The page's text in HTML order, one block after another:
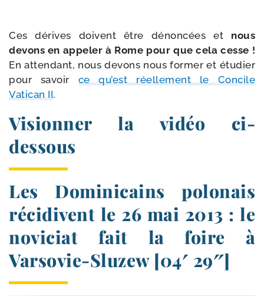
Ces dérives doivent être dénon­cées et nous
devons en appe­ler à Rome pour que cela cesse !
En atten­dant, nous devons nous for­mer et étu­dier
pour savoir ce qu’est réel­le­ment le Concile
Vatican II.
Visionner la vidéo ci-
dessous
Les Dominicains polonais
récidivent le 26 mai 2013 : le
noviciat fait la foire à
Varsovie-​Sluzew [04′ 29″]